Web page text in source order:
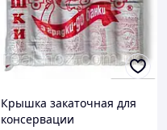
Крышка закаточная для
консервации